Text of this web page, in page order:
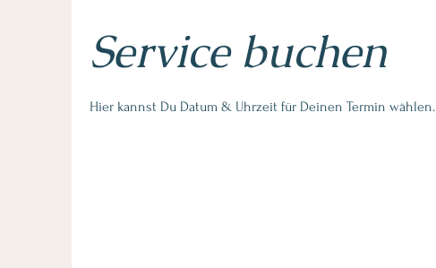
Service buchen
Hier kannst Du Datum & Uhrzeit für Deinen Termin wählen.